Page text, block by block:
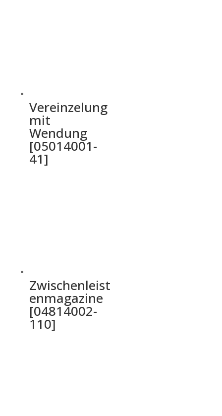
Vereinzelung
mit
Wendung
[05014001-
41]
Zwischenleist
enmagazine
[04814002-
110]